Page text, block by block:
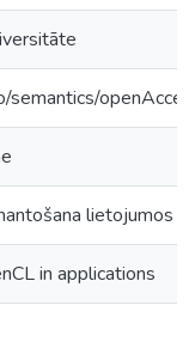
semantics/
lietojumos
in applications